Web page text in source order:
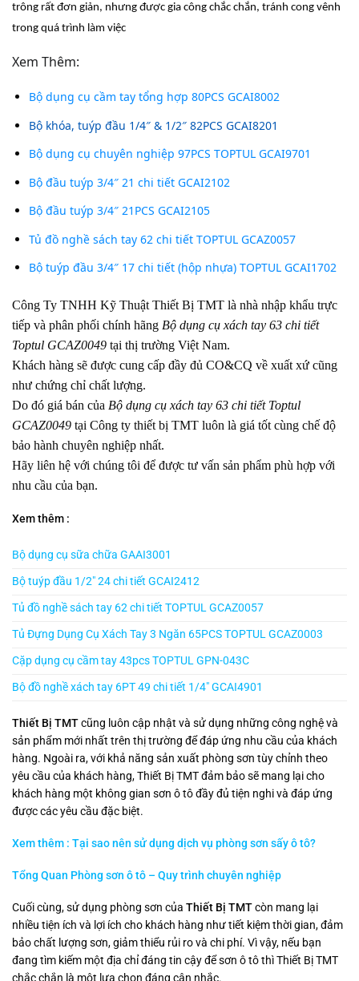
trông rất đơn giản, nhưng được gia công chắc chắn, tránh cong vênh
trong quá trình làm việc
Xem Thêm:
Bộ dụng cụ cầm tay tổng hợp 80PCS GCAI8002
Bộ khóa, tuýp đầu 1/4″ & 1/2″ 82PCS GCAI8201
Bộ dụng cụ chuyên nghiệp 97PCS TOPTUL GCAI9701
Bộ đầu tuýp 3/4″ 21 chi tiết GCAI2102
Bộ đầu tuýp 3/4″ 21PCS GCAI2105
Tủ đồ nghề sách tay 62 chi tiết TOPTUL GCAZ0057
Bộ tuýp đầu 3/4″ 17 chi tiết (hộp nhựa) TOPTUL GCAI1702
Công Ty TNHH Kỹ Thuật Thiết Bị TMT là nhà nhập khẩu trực
tiếp và phân phối chính hãng Bộ dụng cụ xách tay 63 chi tiết
Toptul GCAZ0049 tại thị trường Việt Nam.
Khách hàng sẽ được cung cấp đầy đủ CO&CQ về xuất xứ cũng
như chứng chỉ chất lượng.
Do đó giá bán của Bộ dụng cụ xách tay 63 chi tiết Toptul
GCAZ0049 tại Công ty thiết bị TMT luôn là giá tốt cùng chế độ
bảo hành chuyên nghiệp nhất.
Hãy liên hệ với chúng tôi để được tư vấn sản phẩm phù hợp với
nhu cầu của bạn.
Xem thêm :
Bộ dụng cụ sữa chữa GAAI3001
Bộ tuýp đầu 1/2″ 24 chi tiết GCAI2412
Tủ đồ nghề sách tay 62 chi tiết TOPTUL GCAZ0057
Tủ Đựng Dụng Cụ Xách Tay 3 Ngăn 65PCS TOPTUL GCAZ0003
Cặp dụng cụ cầm tay 43pcs TOPTUL GPN-043C
Bộ đồ nghề xách tay 6PT 49 chi tiết 1/4″ GCAI4901
Thiết Bị TMTcũng luôn cập nhật và sử dụng những công nghệ và
sản phẩm mới nhất trên thị trường để đáp ứng nhu cầu của khách
hàng. Ngoài ra, với khả năng sản xuất phòng sơn tùy chỉnh theo
yêu cầu của khách hàng, Thiết Bị TMT đảm bảo sẽ mang lại cho
khách hàng một không gian sơn ô tô đầy đủ tiện nghi và đáp ứng
được các yêu cầu đặc biệt.
Xem thêm : Tại sao nên sử dụng dịch vụ phòng sơn sấy ô tô?
Tổng Quan Phòng sơn ô tô – Quy trình chuyên nghiệp
Cuối cùng, sử dụng phòng sơn của Thiết Bị TMTcòn mang lại
nhiều tiện ích và lợi ích cho khách hàng như tiết kiệm thời gian, đảm
bảo chất lượng sơn, giảm thiểu rủi ro và chi phí. Vì vậy, nếu bạn
đang tìm kiếm một địa chỉ đáng tin cậy để sơn ô tô thì Thiết Bị TMT
chắc chắn là một lựa chọn đáng cân nhắc.